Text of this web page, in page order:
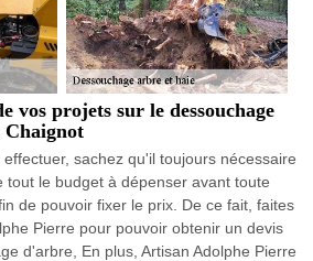
vos projets sur le dessouchage
sachez qu'il toujours nécessaire
tout le budget à dépenser avant toute
de pouvoir fixer le prix. De ce fait, faites
Pierre pour pouvoir obtenir un devis
d'arbre, En plus, Artisan Adolphe Pierre